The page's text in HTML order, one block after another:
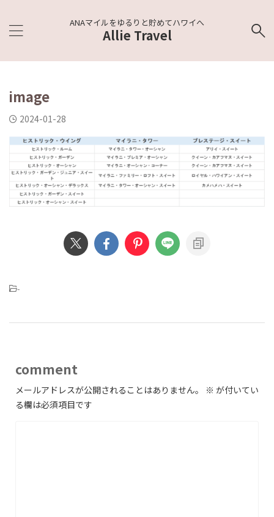
ANAマイルをゆるりと貯めてハワイへ
Allie Travel
image
2024-01-28
-
comment
メールアドレスが公開されることはありません。 ※ が付いてい
る欄は必須項目です